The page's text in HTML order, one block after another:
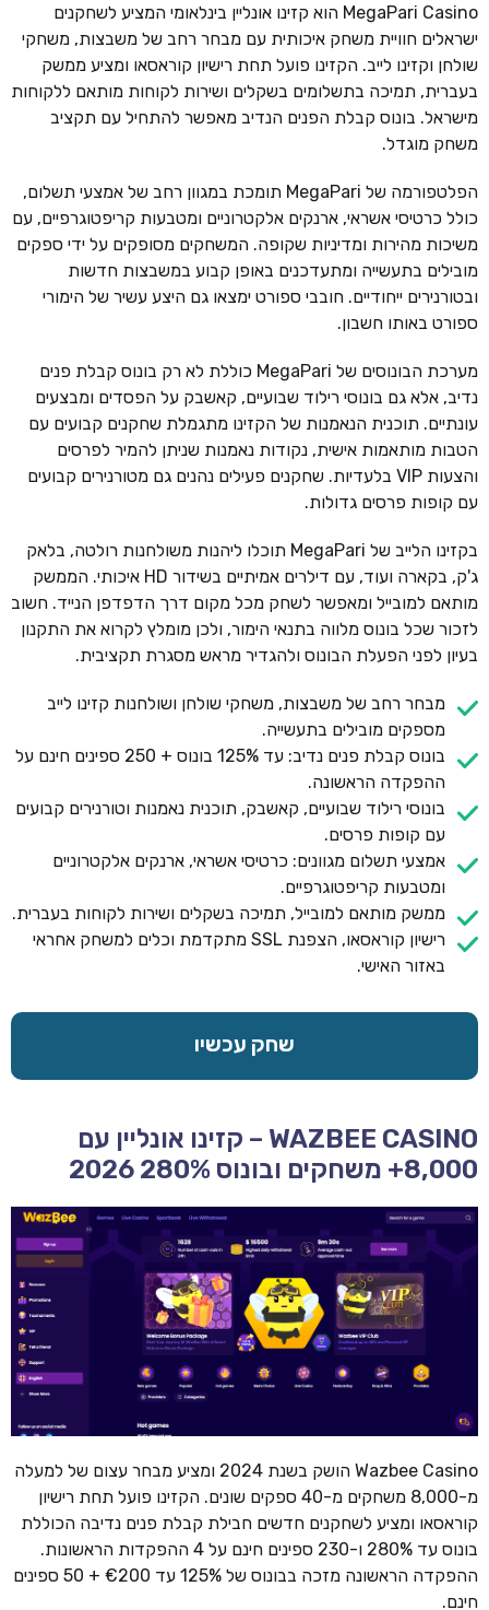
MegaPari Casino הוא קזינו אונליין בינלאומי המציע לשחקנים
ישראלים חוויית משחק איכותית עם מבחר רחב של משבצות, משחקי
שולחן וקזינו לייב. הקזינו פועל תחת רישיון קוראסאו ומציע ממשק
בעברית, תמיכה בתשלומים בשקלים ושירות לקוחות מותאם ללקוחות
מישראל. בונוס קבלת הפנים הנדיב מאפשר להתחיל עם תקציב
משחק מוגדל.
הפלטפורמה של MegaPari תומכת במגוון רחב של אמצעי תשלום,
כולל כרטיסי אשראי, ארנקים אלקטרוניים ומטבעות קריפטוגרפיים, עם
משיכות מהירות ומדיניות שקופה. המשחקים מסופקים על ידי ספקים
מובילים בתעשייה ומתעדכנים באופן קבוע במשבצות חדשות
ובטורנירים ייחודיים. חובבי ספורט ימצאו גם היצע עשיר של הימורי
ספורט באותו חשבון.
מערכת הבונוסים של MegaPari כוללת לא רק בונוס קבלת פנים
נדיב, אלא גם בונוסי רילוד שבועיים, קאשבק על הפסדים ומבצעים
עונתיים. תוכנית הנאמנות של הקזינו מתגמלת שחקנים קבועים עם
הטבות מותאמות אישית, נקודות נאמנות שניתן להמיר לפרסים
והצעות VIP בלעדיות. שחקנים פעילים נהנים גם מטורנירים קבועים
עם קופות פרסים גדולות.
בקזינו הלייב של MegaPari תוכלו ליהנות משולחנות רולטה, בלאק
ג'ק, בקארה ועוד, עם דילרים אמיתיים בשידור HD איכותי. הממשק
מותאם למובייל ומאפשר לשחק מכל מקום דרך הדפדפן הנייד. חשוב
לזכור שכל בונוס מלווה בתנאי הימור, ולכן מומלץ לקרוא את התקנון
בעיון לפני הפעלת הבונוס ולהגדיר מראש מסגרת תקציבית.
מבחר רחב של משבצות, משחקי שולחן ושולחנות קזינו לייב
מספקים מובילים בתעשייה.
בונוס קבלת פנים נדיב: עד 125% בונוס + 250 ספינים חינם על
ההפקדה הראשונה.
בונוסי רילוד שבועיים, קאשבק, תוכנית נאמנות וטורנירים קבועים
עם קופות פרסים.
אמצעי תשלום מגוונים: כרטיסי אשראי, ארנקים אלקטרוניים
ומטבעות קריפטוגרפיים.
ממשק מותאם למובייל, תמיכה בשקלים ושירות לקוחות בעברית.
רישיון קוראסאו, הצפנת SSL מתקדמת וכלים למשחק אחראי
באזור האישי.
שחק עכשיו
WAZBEE CASINO – קזינו אונליין עם
8,000+ משחקים ובונוס 280% 2026
Wazbee Casino הושק בשנת 2024 ומציע מבחר עצום של למעלה
מ-8,000 משחקים מ-40 ספקים שונים. הקזינו פועל תחת רישיון
קוראסאו ומציע לשחקנים חדשים חבילת קבלת פנים נדיבה הכוללת
בונוס עד 280% ו-230 ספינים חינם על 4 ההפקדות הראשונות.
ההפקדה הראשונה מזכה בבונוס של 125% עד €200 + 50 ספינים
חינם.